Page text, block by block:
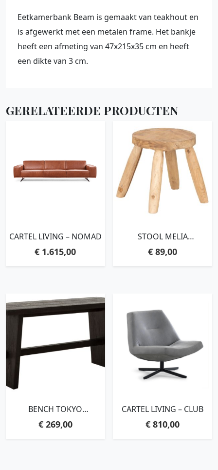
Eetkamerbank Beam is gemaakt van teakhout en
is afgewerkt met een metalen frame. Het bankje
heeft een afmeting van 47x215x35 cm en heeft
een dikte van 3 cm.
GERELATEERDE PRODUCTEN
CARTEL LIVING – NOMAD
€ 1.615,00
STOOL MELIA
RECYCLED TEAKWOOD
€ 89,00
BENCH TOKYO
BLACK RECYCLED
€269,00
CARTEL LIVING – CLUB
€ 810,00